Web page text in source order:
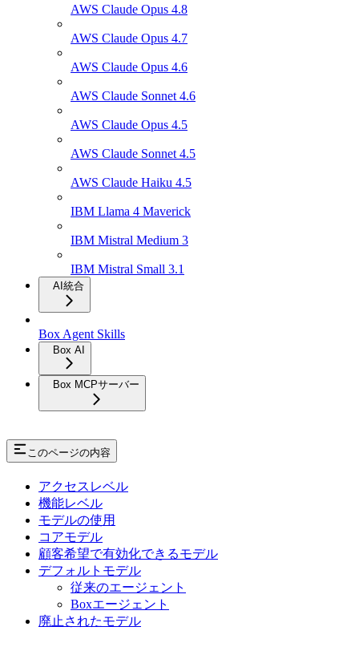
AWS Claude Opus 4.8
AWS Claude Opus 4.7
AWS Claude Opus 4.6
AWS Claude Sonnet 4.6
AWS Claude Opus 4.5
AWS Claude Sonnet 4.5
AWS Claude Haiku 4.5
IBM Llama 4 Maverick
IBM Mistral Medium 3
IBM Mistral Small 3.1
AI統合
Box Agent Skills
Box AI
Box MCPサーバー
このページの内容
アクセスレベル
機能レベル
モデルの使用
コアモデル
顧客希望で有効化できるモデル
デフォルトモデル
従来のエージェント
Boxエージェント
廃止されたモデル